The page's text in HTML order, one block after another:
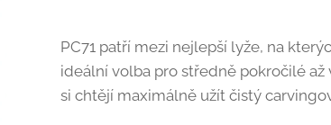
PC71 patří mezi nejlepší lyže, na
ideální volba pro středně pokročilé až
si chtějí maximálně užít čistý